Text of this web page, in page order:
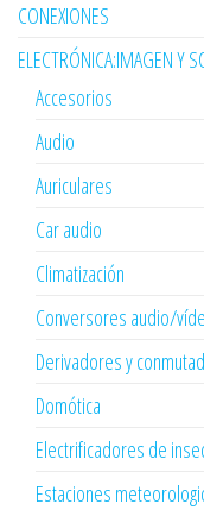
CONEXIONES
ELECTRÓNICA:IMAGEN Y
Accesorios
Audio
Auriculares
Car audio
Climatización
Conversores audio/
Derivadores y
Domótica
Electrificadores de
Estaciones